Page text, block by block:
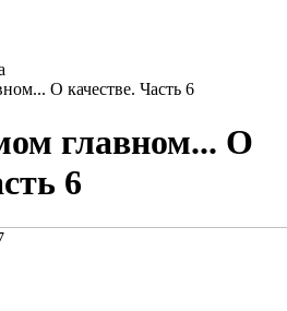
О качестве. Часть 6
главном... О
6